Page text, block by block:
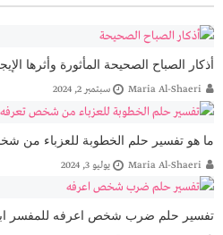
أذكار الصباح الصحيحة المأثورة وأثرها
Maria Al-Shaeri سبتمبر 2, 2024
ما هو تفسير حلم الخطوبة للعزباء من
Maria Al-Shaeri يوليو 3, 2024
تفسير حلم ضرب شخص اعرفه للمفسر ابن